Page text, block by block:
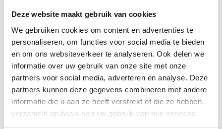
Deze website maakt gebruik van cookies
We gebruiken cookies om content en advertenties te
personaliseren, om functies voor social media te bieden
en om ons websiteverkeer te analyseren. Ook delen we
informatie over uw gebruik van onze site met onze
partners voor social media, adverteren en analyse. Deze
partners kunnen deze gegevens combineren met andere
informatie die u aan ze heeft verstrekt of die ze hebben
verzameld op basis van uw gebruik van hun services.
Telefoonnummer
Toelichting
e
m
e
b
e
n
t